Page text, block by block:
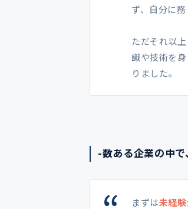
ず、自分に
ただそれ以
識や技術を
りました。
-数ある企業の中
まずは未経